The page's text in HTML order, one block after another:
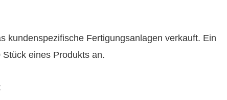
kundenspezifische Fertigungsanlagen verkauft. Ein
eines Produkts an.